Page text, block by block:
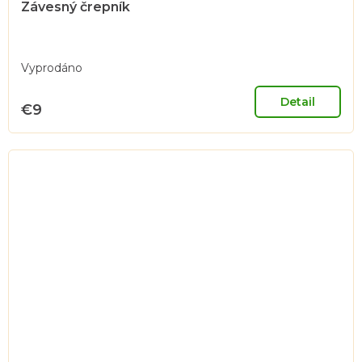
Závesný črepník
Vyprodáno
€9 Detail